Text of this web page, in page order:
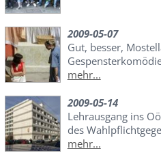
2009-05-07
Gut, besser,
mehr...
2009-05-14
Lehrausgang ins
des
mehr...